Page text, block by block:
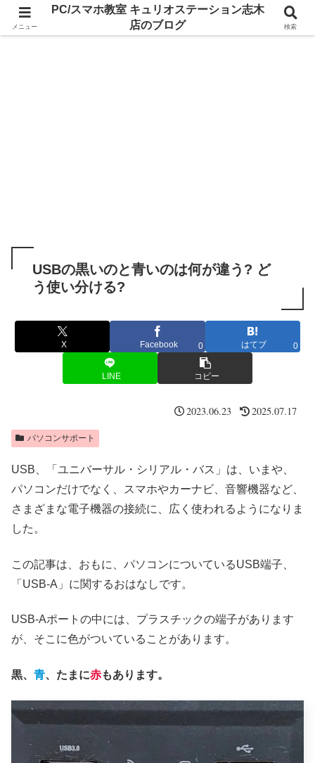
USBの黒いのと青いのは何が違う? ど
う使い分ける?
X Facebook 0 はてブ 0
LINE コピー
2023.06.23 2025.07.17
パソコンサポート
USB、「ユニバーサル・シリアル・バス」は、いまや、
パソコンだけでなく、スマホやカーナビ、音響機器など、
さまざまな電子機器の接続に、広く使われるようになりま
した。
この記事は、おもに、パソコンについているUSB端子、
「USB-A」に関するおはなしです。
USB-Aポートの中には、プラスチックの端子があります
が、そこに色がついていることがあります。
黒、 青、たまに赤もあります。
メニュー
PC/スマホ教室 キュリオステーション志木
店のブログ
検索